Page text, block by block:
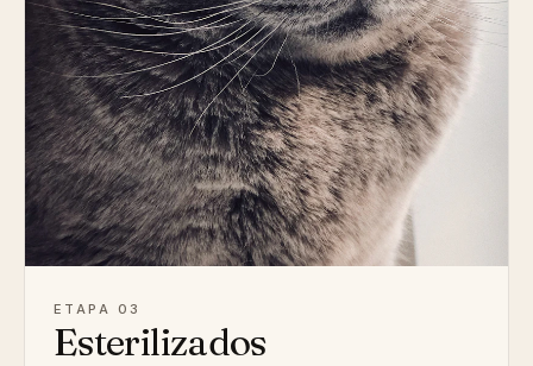
ETAPA 03
Esterilizados